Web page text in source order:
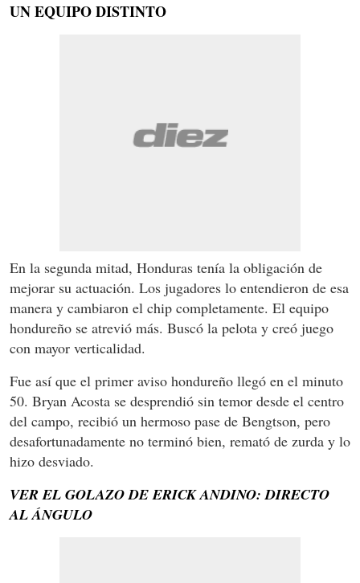
UN EQUIPO DISTINTO
En la segunda mitad, Honduras tenía la obligación de
mejorar su actuación. Los jugadores lo entendieron de esa
manera y cambiaron el chip completamente. El equipo
hondureño se atrevió más. Buscó la pelota y creó juego
con mayor verticalidad.
Fue así que el primer aviso hondureño llegó en el minuto
50. Bryan Acosta se desprendió sin temor desde el centro
del campo, recibió un hermoso pase de Bengtson, pero
desafortunadamente no terminó bien, remató de zurda y lo
hizo desviado.
VER EL GOLAZO DE ERICK ANDINO: DIRECTO
AL ÁNGULO